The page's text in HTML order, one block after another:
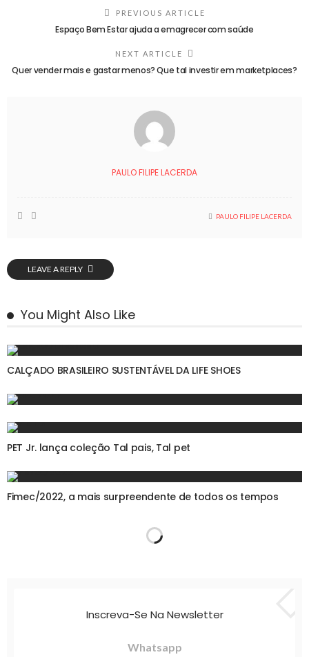
PREVIOUS ARTICLE
Espaço Bem Estar ajuda a emagrecer com saúde
NEXT ARTICLE
Quer vender mais e gastar menos? Que tal investir em marketplaces?
PAULO FILIPE LACERDA
PAULO FILIPE LACERDA
LEAVE A REPLY
You Might Also Like
CALÇADO BRASILEIRO SUSTENTÁVEL DA LIFE SHOES
PET Jr. lança coleção Tal pais, Tal pet
Fimec/2022, a mais surpreendente de todos os tempos
Inscreva-Se Na Newsletter
Whatsapp